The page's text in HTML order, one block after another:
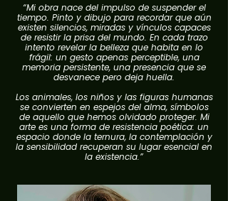
“Mi obra nace del impulso de suspender el
tiempo. Pinto y dibujo para recordar que aún
existen silencios, miradas y vínculos capaces
de resistir la prisa del mundo. En cada trazo
intento revelar la belleza que habita en lo
frágil: un gesto apenas perceptible, una
memoria persistente, una presencia que se
desvanece pero deja huella.
Los animales, los niños y las figuras humanas
se convierten en espejos del alma, símbolos
de aquello que hemos olvidado proteger. Mi
arte es una forma de resistencia poética: un
espacio donde la ternura, la contemplación y
la sensibilidad recuperan su lugar esencial en
la existencia.”